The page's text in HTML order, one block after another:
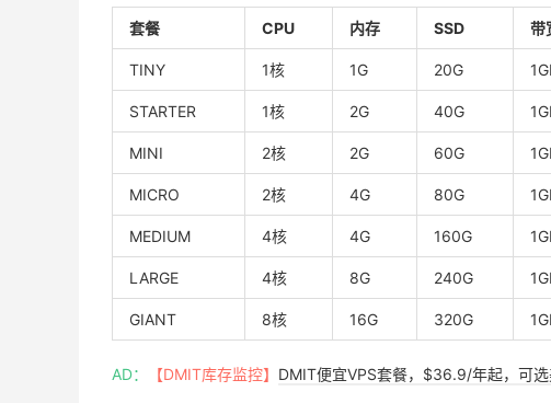
套餐 CPU 内存 SSD 带
TINY 1核 1G 20G
STARTER 1核 2G 40G
MINI 2核 2G 60G
MICRO 2核 4G 80G
MEDIUM 4核 4G 160G
LARGE 4核 8G 240G
GIANT 8核 16G 320G
AD： 【DMIT库存监控】 DMIT便宜VPS套餐，$36.9/年起，可